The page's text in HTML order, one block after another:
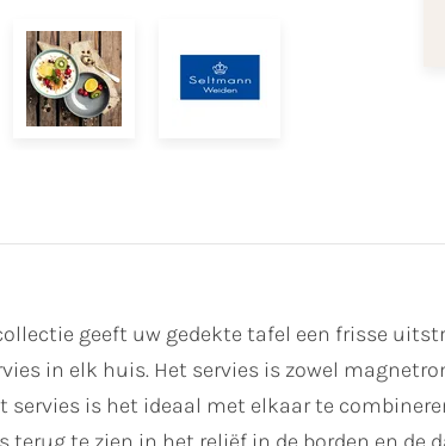
geeft uw gedekte tafel een frisse
in elk huis. Het servies is zowel
servies is het ideaal met elkaar te